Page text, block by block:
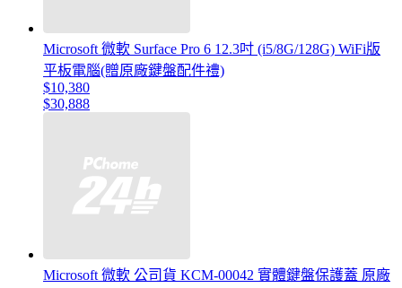
Microsoft 微軟 Surface Pro 6 12.3吋 (i5/8G/128G) WiFi版
平板電腦(贈原廠鍵盤配件禮)
$10,380
$30,888
Microsoft 微軟 公司貨 KCM-00042 實體鍵盤保護蓋 原廠